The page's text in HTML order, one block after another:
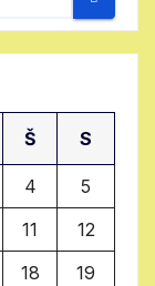
Š S
4
5
11
12
18
19